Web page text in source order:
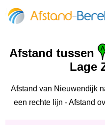
Afstand tussen
Lage
Afstand van Nieuwendijk
een rechte lijn - Afstand